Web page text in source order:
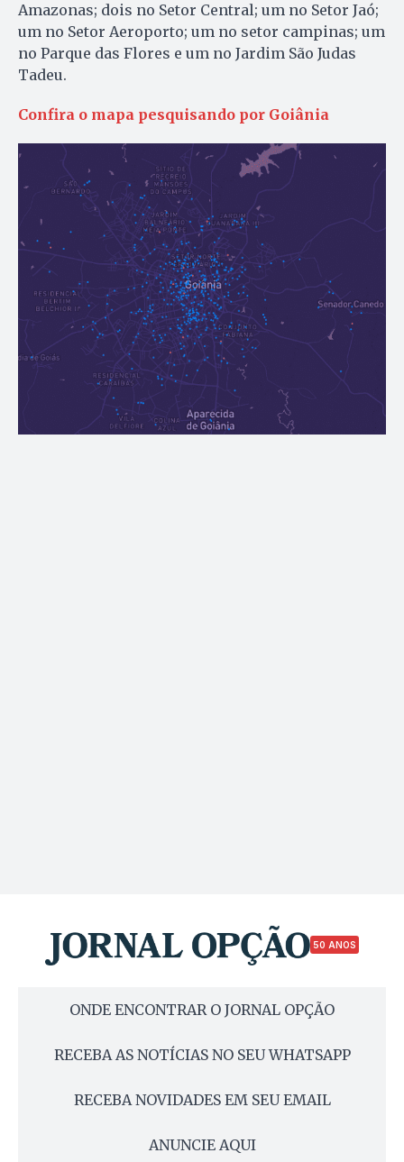
Amazonas; dois no Setor Central; um no Setor Jaó;
um no Setor Aeroporto; um no setor campinas; um
no Parque das Flores e um no Jardim São Judas
Tadeu.
Confira o mapa pesquisando por Goiânia
50 ANOS
ONDE ENCONTRAR O JORNAL OPÇÃO
RECEBA AS NOTÍCIAS NO SEU WHATSAPP
RECEBA NOVIDADES EM SEU EMAIL
ANUNCIE AQUI